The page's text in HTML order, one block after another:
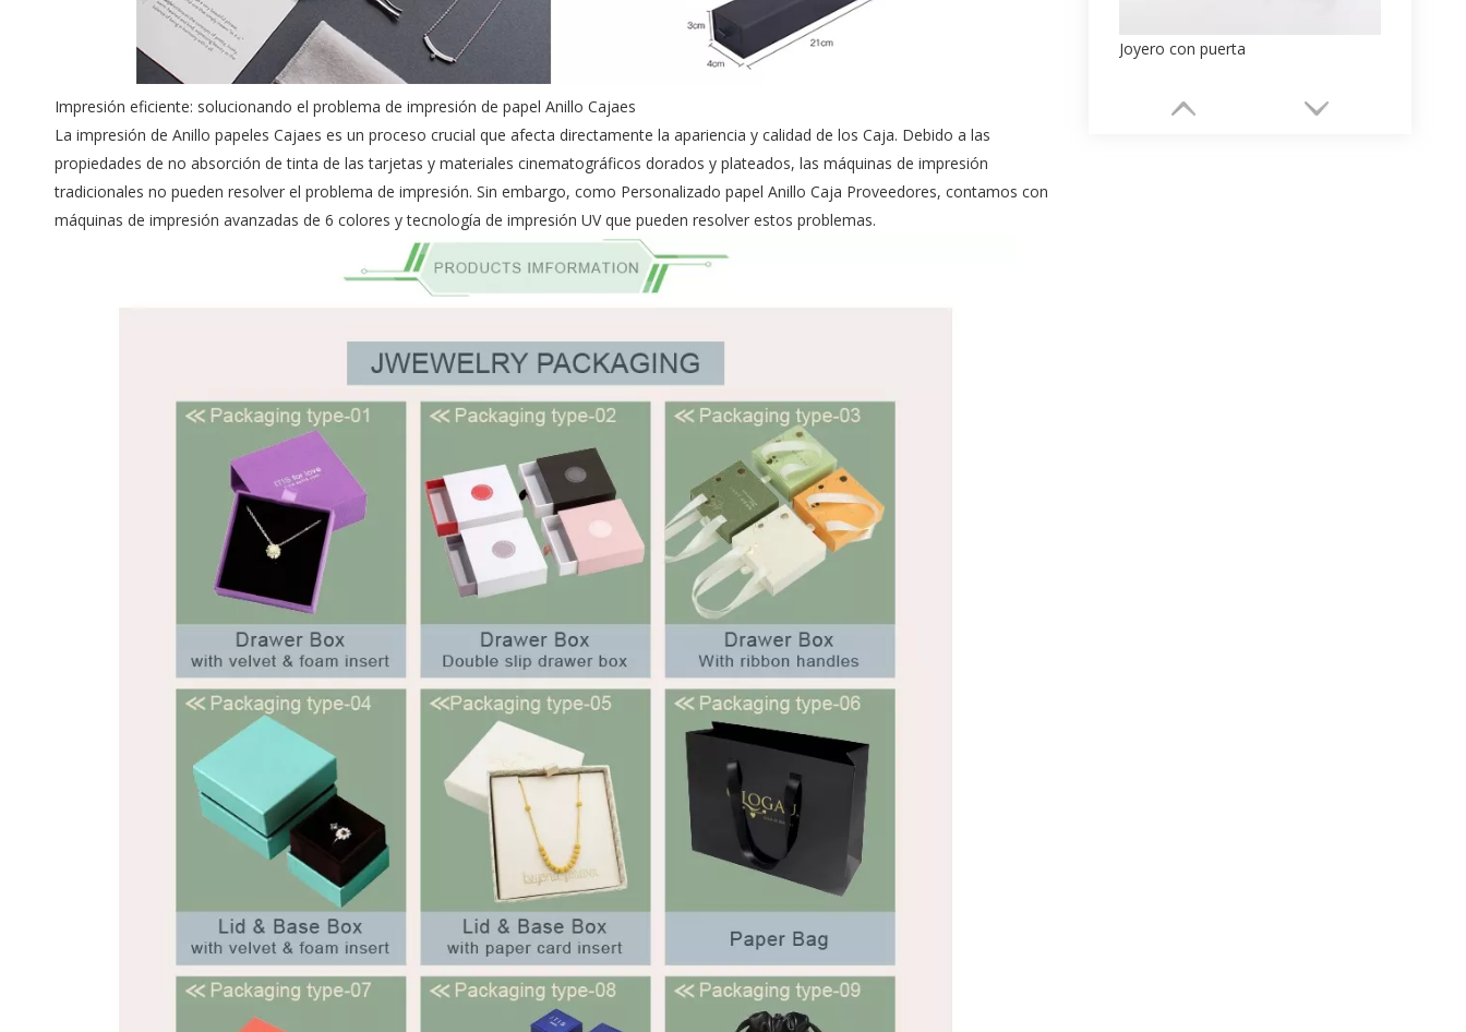
Impresión eficiente: solucionando el problema de impresión de papel Anillo Cajaes
La impresión de Anillo papeles Cajaes es un proceso crucial que afecta directamente la apariencia y calidad de los Caja. Debido a las
propiedades de no absorción de tinta de las tarjetas y materiales cinematográficos dorados y plateados, las máquinas de impresión
tradicionales no pueden resolver el problema de impresión. Sin embargo, como Personalizado papel Anillo Caja Proveedores, contamos con
máquinas de impresión avanzadas de 6 colores y tecnología de impresión UV que pueden resolver estos problemas.
Joyero con puerta